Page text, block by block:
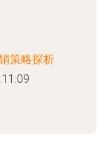
策略探析